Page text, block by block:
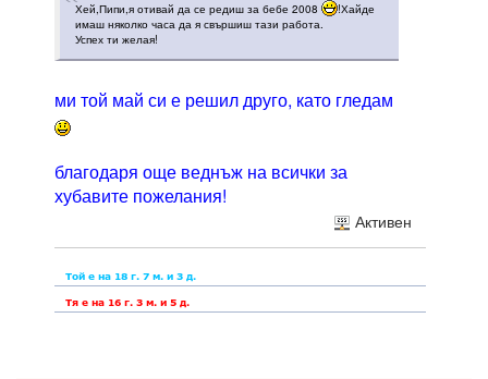
Хей,Пипи,я отивай да се редиш за бебе 2008
!Хайде
имаш няколко часа да я свършиш тази работа.
Успех ти желая!
ми той май си е решил друго, като гледам
благодаря още веднъж на всички за
хубавите пожелания!
Активен